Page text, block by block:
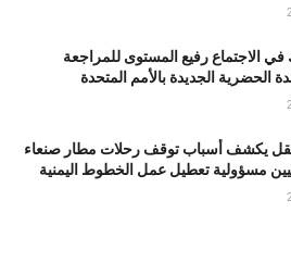
في الاجتماع رفيع المستوى للمراجعة
الحضرية الجديدة بالأمم المتحدة
يكشف أسباب توقف رحلات مطار صنعاء
مسؤولية تعطيل عمل الخطوط اليمنية